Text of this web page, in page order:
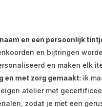
en een persoonlijk
en bijtringen
en maken elk
en met zorg gemaakt: ik
atelier met
zodat je met een